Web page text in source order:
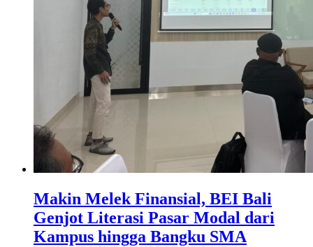
Makin Melek Finansial, BEI Bali
Genjot Literasi Pasar Modal dari
Kampus hingga Bangku SMA